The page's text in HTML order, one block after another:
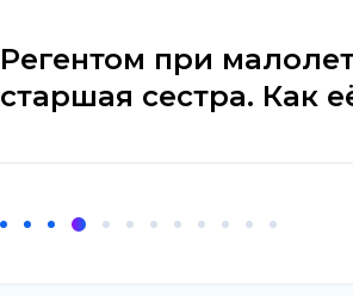
Регентом при
старшая сестра. Как